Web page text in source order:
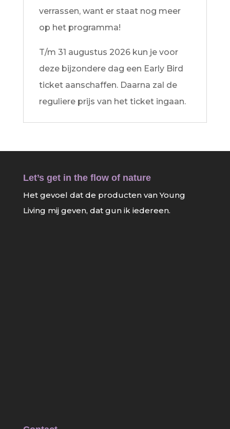
verrassen, want er staat nog meer
op het programma!
T/m 31 augustus 2026 kun je voor
deze bijzondere dag een Early Bird
ticket aanschaffen. Daarna zal de
reguliere prijs van het ticket ingaan.
Let’s get in the flow of nature
Het gevoel dat de producten van Young
Living mij geven, dat gun ik iedereen.